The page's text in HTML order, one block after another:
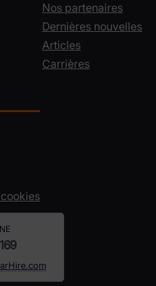
Nos partenaires
Dernières nouvelles
Articles
Carrières